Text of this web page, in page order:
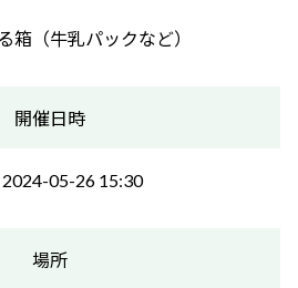
箱（牛乳パックなど）
開催日時
05-26 15:30
場所